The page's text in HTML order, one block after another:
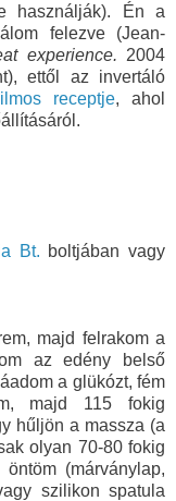
használják). Én a
felezve (Jean-
experience. 2004
), ettől az invertáló
receptje, ahol
Bt. boltjában vagy
majd felrakom a
az edény belső
a glükózt, fém
majd 115 fokig
hűljön a massza (a
olyan 70-80 fokig
(márványlap,
szilikon spatula